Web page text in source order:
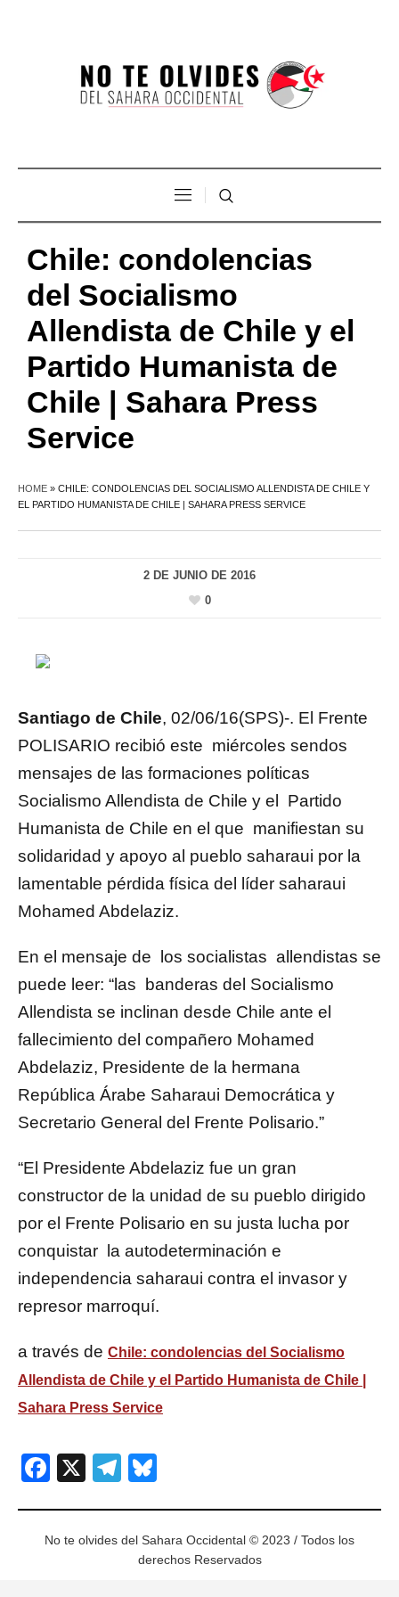
Chile: condolencias
del Socialismo
Allendista de Chile y el
Partido Humanista de
Chile | Sahara Press
Service
HOME » CHILE: CONDOLENCIAS DEL SOCIALISMO ALLENDISTA DE CHILE Y
EL PARTIDO HUMANISTA DE CHILE | SAHARA PRESS SERVICE
2 DE JUNIO DE 2016
0
Santiago de Chile, 02/06/16(SPS)-. El Frente
POLISARIO recibió este miércoles sendos
mensajes de las formaciones políticas
Socialismo Allendista de Chile y el Partido
Humanista de Chile en el que manifiestan su
solidaridad y apoyo al pueblo saharaui por la
lamentable pérdida física del líder saharaui
Mohamed Abdelaziz.
En el mensaje de los socialistas allendistas se
puede leer: “las banderas del Socialismo
Allendista se inclinan desde Chile ante el
fallecimiento del compañero Mohamed
Abdelaziz, Presidente de la hermana
República Árabe Saharaui Democrática y
Secretario General del Frente Polisario.”
“El Presidente Abdelaziz fue un gran
constructor de la unidad de su pueblo dirigido
por el Frente Polisario en su justa lucha por
conquistar la autodeterminación e
independencia saharaui contra el invasor y
represor marroquí.
a través de Chile: condolencias del Socialismo
Allendista de Chile y el Partido Humanista de Chile |
Sahara Press Service
Facebook
X Telegram
No te olvides del Sahara Occidental © 2023 / Todos los
derechos Reservados